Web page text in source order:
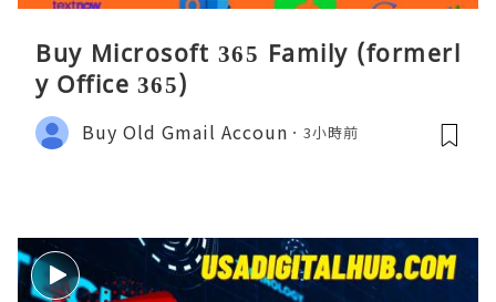
Buy Microsoft 365 Family (formerl
y Office 365)
Buy Old Gmail Accoun 3小時前